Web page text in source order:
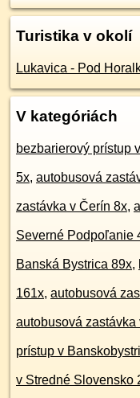
Turistika v okolí
Lukavica - Pod
V kategóriách
bezbarierový prístup
5x, autobusová
zastávka v Čerín 8x,
Severné Podpoľanie
Banská Bystrica 89x,
161x, autobusová
autobusová
prístup v
v Stredné Slovensko